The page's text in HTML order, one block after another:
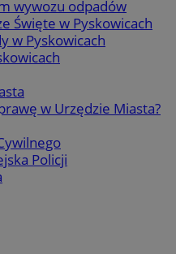
wywozu odpadów
Święte w Pyskowicach
w Pyskowicach
w Urzędzie Miasta?
Policji